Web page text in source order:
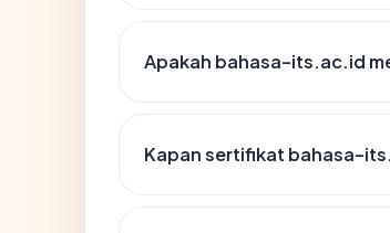
Apakah bahasa-its.ac.id
Kapan sertifikat bahasa-